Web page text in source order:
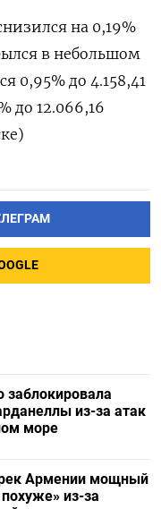
на 0,19%
в небольшом
0,95% до 4.158,41​
до 12.066,16
заблокировала
из-за атак
море
Армении мощный
из-за